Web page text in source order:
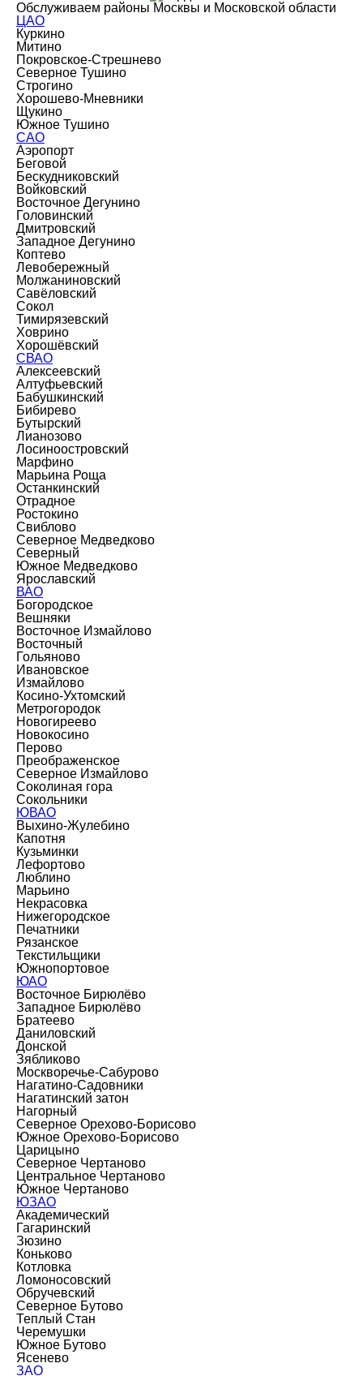
Обслуживаем районы Москвы и Московской области
ЦАО
Куркино
Митино
Покровское-Стрешнево
Северное Тушино
Строгино
Хорошево-Мневники
Щукино
Южное Тушино
САО
Аэропорт
Беговой
Бескудниковский
Войковский
Восточное Дегунино
Головинский
Дмитровский
Западное Дегунино
Коптево
Левобережный
Молжаниновский
Савёловский
Сокол
Тимирязевский
Ховрино
Хорошёвский
СВАО
Алексеевский
Алтуфьевский
Бабушкинский
Бибирево
Бутырский
Лианозово
Лосиноостровский
Марфино
Марьина Роща
Останкинский
Отрадное
Ростокино
Свиблово
Северное Медведково
Северный
Южное Медведково
Ярославский
ВАО
Богородское
Вешняки
Восточное Измайлово
Восточный
Гольяново
Ивановское
Измайлово
Косино-Ухтомский
Метрогородок
Новогиреево
Новокосино
Перово
Преображенское
Северное Измайлово
Соколиная гора
Сокольники
ЮВАО
Выхино-Жулебино
Капотня
Кузьминки
Лефортово
Люблино
Марьино
Некрасовка
Нижегородское
Печатники
Рязанское
Текстильщики
Южнопортовое
ЮАО
Восточное Бирюлёво
Западное Бирюлёво
Братеево
Даниловский
Донской
Зябликово
Москворечье-Сабурово
Нагатино-Садовники
Нагатинский затон
Нагорный
Северное Орехово-Борисово
Южное Орехово-Борисово
Царицыно
Северное Чертаново
Центральное Чертаново
Южное Чертаново
ЮЗАО
Академический
Гагаринский
Зюзино
Коньково
Котловка
Ломоносовский
Обручевский
Северное Бутово
Теплый Стан
Черемушки
Южное Бутово
Ясенево
ЗАО